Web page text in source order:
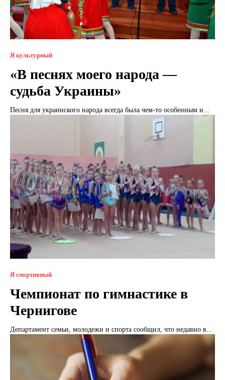
Я культурный
«В песнях моего народа —
судьба Украины»
Песня для украинского народа всегда была чем-то особенным и...
Я спортивный
Чемпионат по гимнастике в
Чернигове
Департамент семьи, молодежи и спорта сообщил, что недавно в...